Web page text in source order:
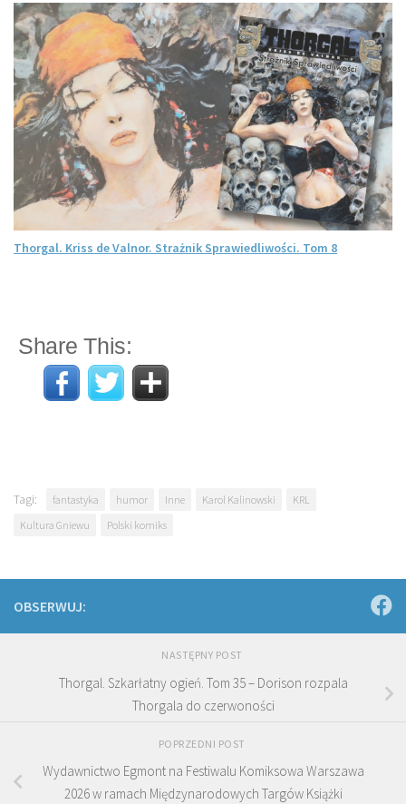
Thorgal. Kriss de Valnor. Strażnik Sprawiedliwości. Tom 8
Share This:
Tagi: fantastyka humor Inne Karol Kalinowski
KRL
Kultura Gniewu
Polski komiks
OBSERWUJ:
NASTĘPNY POST
Thorgal. Szkarłatny ogień. Tom 35 – Dorison rozpala
Thorgala do czerwoności
POPRZEDNI POST
Wydawnictwo Egmont na Festiwalu Komiksowa Warszawa
2026 w ramach Międzynarodowych Targów Książki